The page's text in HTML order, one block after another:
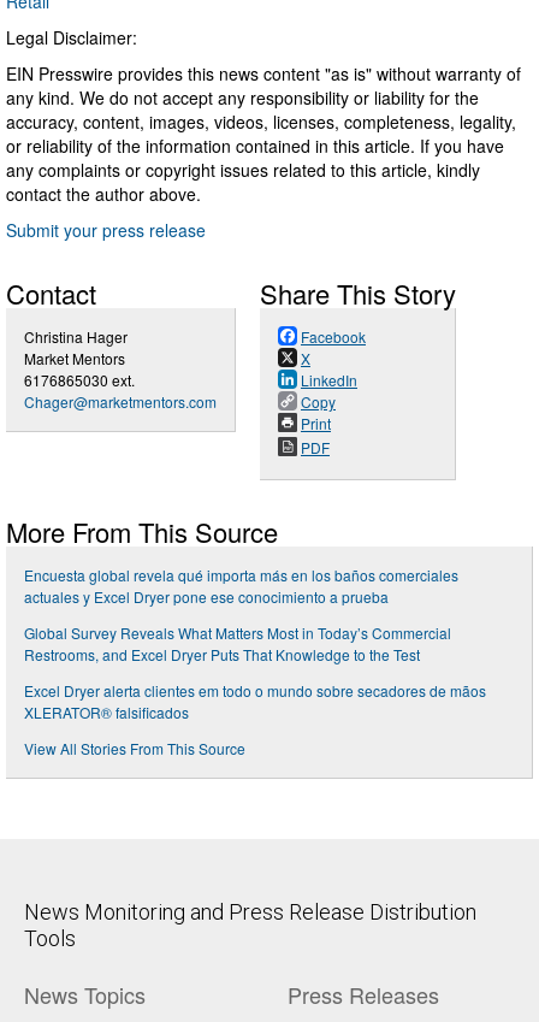
Legal Disclaimer:
EIN Presswire provides this news content "as is" without warranty of
any kind. We do not accept any responsibility or liability for the
accuracy, content, images, videos, licenses, completeness, legality,
or reliability of the information contained in this article. If you have
any complaints or copyright issues related to this article, kindly
contact the author above.
Submit your press release
Contact
Christina Hager
Market Mentors
6176865030 ext.
Chager@marketmentors.com
Share This Story
Facebook
X
LinkedIn
Copy
Print
PDF
More From This Source
Encuesta global revela qué importa más en los baños comerciales
actuales y Excel Dryer pone ese conocimiento a prueba
Global Survey Reveals What Matters Most in Today’s Commercial
Restrooms, and Excel Dryer Puts That Knowledge to the Test
Excel Dryer alerta clientes em todo o mundo sobre secadores de mãos
XLERATOR® falsificados
View All Stories From This Source
News Monitoring and Press Release Distribution
Tools
News Topics Press Releases